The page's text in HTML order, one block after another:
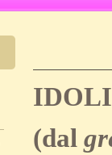
(dal